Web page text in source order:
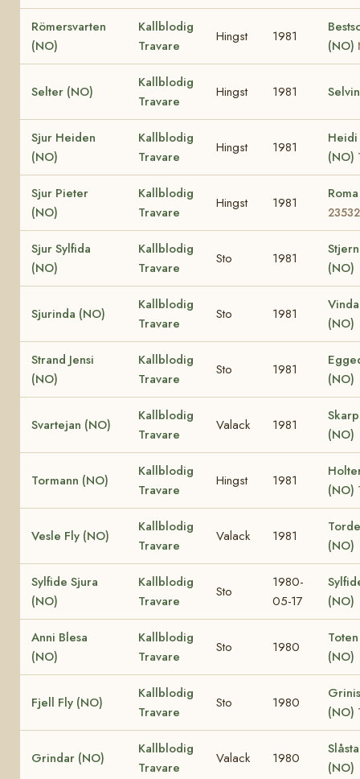
Römersvarten
(NO)
Kallblodig
Travare
Hingst 1981
(NO)
Selter (NO)
Kallblodig
Travare
Hingst 1981
Sjur Heiden
(NO)
Kallblodig
Travare
Hingst 1981
Heidi
(NO)
Sjur Pieter
(NO)
Kallblodig
Travare
Hingst 1981
23532
Sjur Sylfida
(NO)
Kallblodig
Travare
Sto 1981
(NO)
Sjurinda (NO)
Kallblodig
Travare
Sto 1981
(NO)
Strand Jensi
(NO)
Kallblodig
Travare
Sto 1981
(NO)
Svartejan (NO)
Kallblodig
Travare
Valack 1981
(NO)
Tormann (NO)
Kallblodig
Travare
Hingst 1981
(NO)
Vesle Fly (NO)
Kallblodig
Travare
Valack 1981
(NO)
Sylfide Sjura
(NO)
Kallblodig
Travare
Sto
1980-
05-17
(NO)
Anni Blesa
(NO)
Kallblodig
Travare
Sto 1980
(NO)
Fjell Fly (NO)
Kallblodig
Travare
Sto 1980
(NO)
Grindar (NO)
Kallblodig
Travare
Valack 1980
(NO)